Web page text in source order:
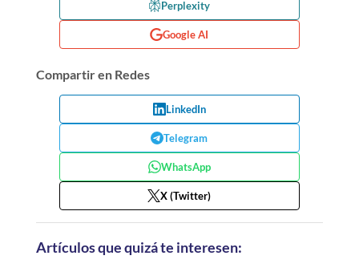
Perplexity
Google AI
Compartir en Redes
LinkedIn
Telegram
WhatsApp
X (Twitter)
Artículos que quizá te interesen: